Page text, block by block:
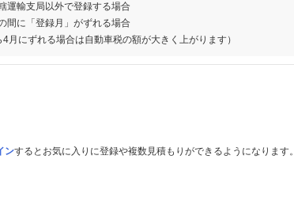
運輸支局以外で登録する場合
間に「登録月」がずれる場合
4月にずれる場合は自動車税の額が大きく上がります）
ンするとお気に入りに登録や複数見積もりができるようになります。